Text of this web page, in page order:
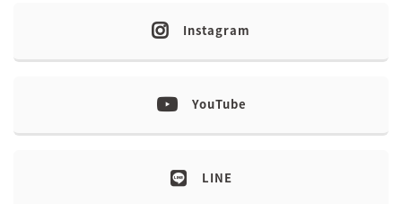
Instagram
YouTube
LINE